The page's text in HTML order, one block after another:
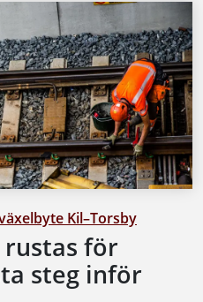
Kil–Torsby
rustas för
steg inför